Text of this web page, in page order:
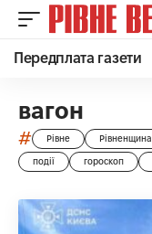
Передплата газети
вагон
# Рівне Рівненщина
події гороскоп